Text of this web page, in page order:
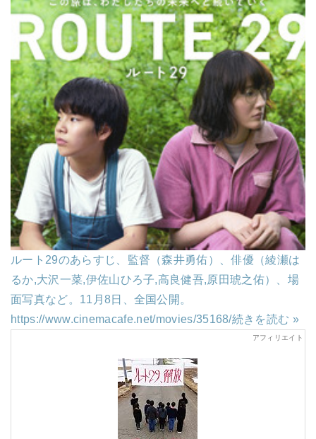
ルート29のあらすじ、監督（森井勇佑）、俳優（綾瀬は
るか,大沢一菜,伊佐⼭ひろ⼦,高良健吾,原⽥琥之佑）、場
面写真など。11月8日、全国公開。
https://www.cinemacafe.net/movies/35168/続きを読む »